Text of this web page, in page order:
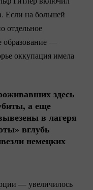
Если на большей
отдельное
образование —
оккупация имела
здесь
а еще
в лагеря
вглубь
немецких
— увеличилось